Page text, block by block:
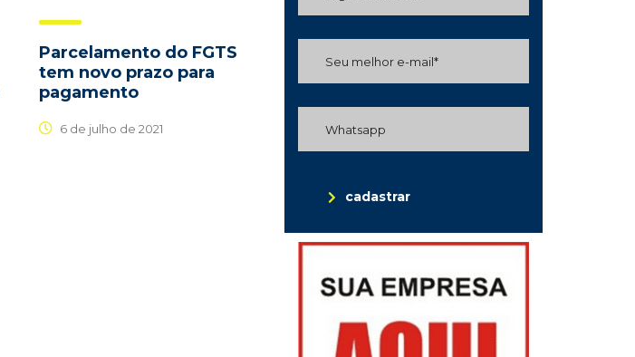
Parcelamento do FGTS
tem novo prazo para
pagamento
6 de julho de 2021
cadastrar